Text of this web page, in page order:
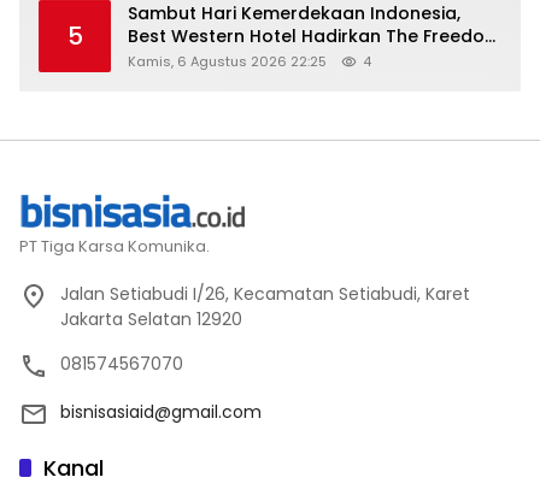
5
Sambut Hari Kemerdekaan Indonesia,
Best Western Hotel Hadirkan The Freedom
Stay Diskon Hingga 45%
Kamis, 6 Agustus 2026 22:25 4
PT Tiga Karsa Komunika.
Jalan Setiabudi I/26, Kecamatan Setiabudi, Karet
Jakarta Selatan 12920
081574567070
bisnisasiaid@gmail.com
Kanal